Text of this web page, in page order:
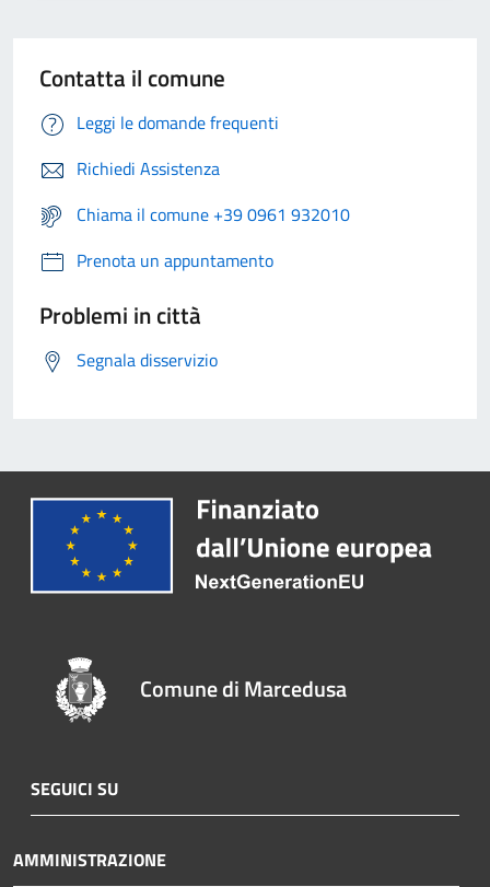
Contatta il comune
Leggi le domande frequenti
Richiedi Assistenza
Chiama il comune +39 0961 932010
Prenota un appuntamento
Problemi in città
Segnala disservizio
Comune di Marcedusa
SEGUICI SU
AMMINISTRAZIONE